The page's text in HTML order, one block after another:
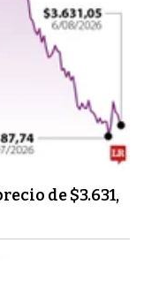
de $3.631,